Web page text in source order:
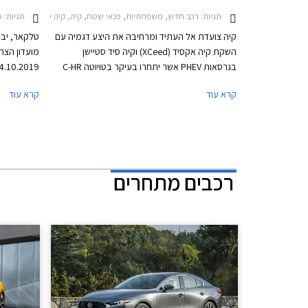
תגיות: רכב חדש, משפחתיות, פנאי שטח, קיה, קיה סיד סטיישן 2019-2025קיה אקסיד 2019-2022
קיה צועדת אל העתיד ומרחיבה את היצע דגמיה עם
השקת קיה אקסיד (XCeed) וקיה סיד סטיישן
בגרסאות PHEV אשר יתחרו בעיקר בטויוטה C-HR
ייוצרו במפעלי החברה בסלובקיה ויוצעו למכירה
קרא עוד
תגיות:
טלקאר,
קרא עוד
רכבים מתחרים